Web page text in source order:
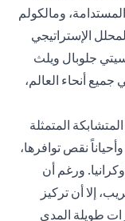
ومالكولم
الإستراتيجي
جلوبال ويلث
أنحاء العالم،
المتمثلة
نقص توافرها،
ورغم أن
إلا أن تركيز
طويلة المدى